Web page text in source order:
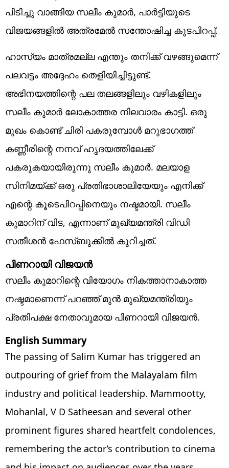
പിടിച്ചു വാങ്ങിയ സലീം കുമാര്‍, പാര്‍ട്ടിയുടെ
വിജയങ്ങളില്‍ അത്രമേല്‍ സന്തോഷിച്ച കൂടപിറപ്പ്.
ഹാസ്യം മാത്രമല്ല എന്തും തനിക്ക് വഴങ്ങുമെന്ന്
പലവട്ടം അദ്ദേഹം തെളിയിച്ചിട്ടുണ്ട്.
അഭിനയത്തിന്റെ പല തലങ്ങളിലും വഴികളിലും
സലീം കുമാര്‍ ലോകാത്തര നിലവാരം കാട്ടി. ഒരു
മുഖം കൊണ്ട് ചിരി പകരുമ്പോള്‍ മറുഭാഗത്ത്
കണ്ണീരിന്റെ നനവ് ഹൃദയത്തിലേക്ക്
പകരുകയായിരുന്നു സലീം കുമാര്‍. മലയാള
സിനിമയ്ക്ക് ഒരു പ്രതിഭാശാലിയേയും എനിക്ക്
എന്റെ കൂടെപിറപ്പിനെയും നഷ്ടമായി. സലീം
കുമാറിന് വിട, എന്നാണ് മുഖ്യമന്ത്രി വിഡി
സതീശന്‍ ഫേസ്ബുക്കില്‍ കുറിച്ചത്.
പിണറായി വിജയന്‍
സലീം കുമാറിന്റെ വിയോഗം നികത്താനാകാത്ത
നഷ്ടമാണെന്ന് പറഞ്ഞ് മുന്‍ മുഖ്യമന്ത്രിയും
പ്രതിപക്ഷ നേതാവുമായ പിണറായി വിജയന്‍.
English Summary
The passing of Salim Kumar has triggered an
outpouring of grief from the Malayalam film
industry and political leadership. Mammootty,
Mohanlal, V D Satheesan and several other
prominent figures shared heartfelt condolences,
remembering the actor’s contribution to cinema